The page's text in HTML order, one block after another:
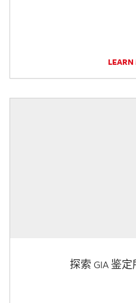
探索 GIA 鉴